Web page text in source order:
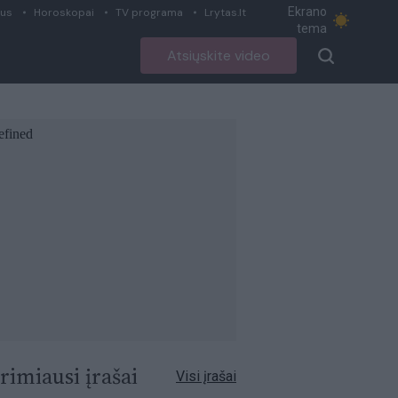
Horoskopai TV programa Lrytas.lt
Ekrano
tema
Atsiųskite video
įrašai Visi įrašai